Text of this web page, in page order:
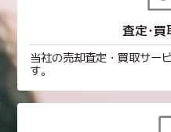
査定･買
当社の売却査定・買取サー
す。